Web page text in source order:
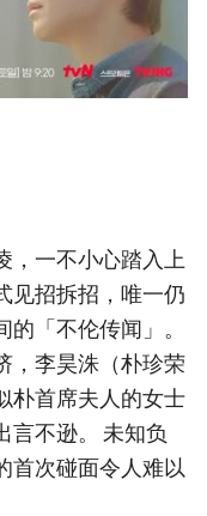
，一不小心踏入上
见招拆招，唯一仍
「不伦传闻」。
，李昊洙（朴珍荣
朴首席夫人的女士
言不逊。 未知负
首次碰面令人难以